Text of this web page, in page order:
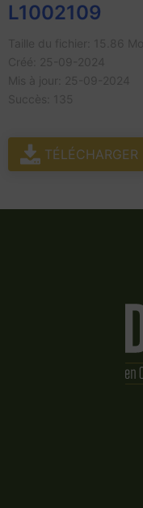
L1002109
TÉLÉCHARGER